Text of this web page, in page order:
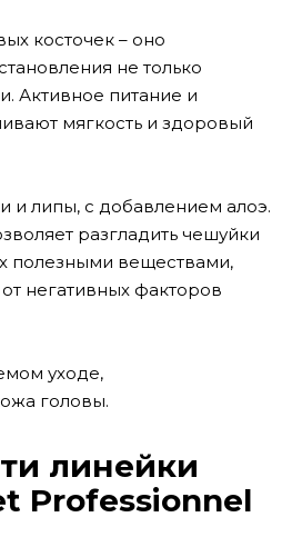
косточек – оно
не только
Активное питание и
мягкость и здоровый
липы, с добавлением алоэ.
разгладить чешуйки
полезными веществами,
негативных факторов
уходе,
головы.
линейки
Professionnel